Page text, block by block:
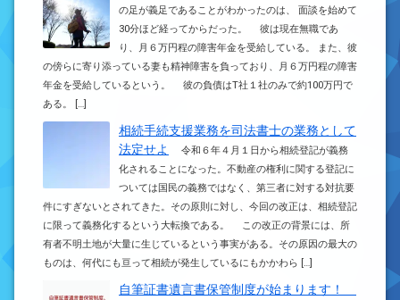
の足が義足であることがわかったのは、 面談を始めて
30分ほど経ってからだった。 彼は現在無職であ
り、月６万円程の障害年金を受給している。 また、彼
の傍らに寄り添っている妻も精神障害を負っており、月６万円程の障害
年金を受給しているという。 彼の負債はT社１社のみで約100万円で
ある。 […]
相続手続支援業務を司法書士の業務として
法定せよ
令和６年４月１日から相続登記が義務
化されることになった。不動産の権利に関する登記に
ついては国民の義務ではなく、第三者に対する対抗要
件にすぎないとされてきた。その原則に対し、今回の改正は、相続登記
に限って義務化するという大転換である。 この改正の背景には、所
有者不明土地が大量に生じているという事実がある。その原因の最大の
ものは、何代にも亘って相続が発生しているにもかかわら […]
自筆証書遺言書保管制度が始まります！